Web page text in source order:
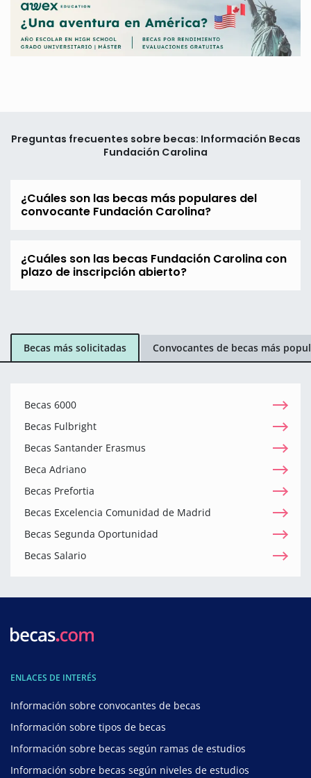
Preguntas frecuentes sobre becas: Información Becas
Fundación Carolina
¿Cuáles son las becas más populares del
convocante Fundación Carolina?
¿Cuáles son las becas Fundación Carolina con
plazo de inscripción abierto?
Becas más solicitadas Convocantes de becas más
Becas 6000
Becas Fulbright
Becas Santander Erasmus
Beca Adriano
Becas Prefortia
Becas Excelencia Comunidad de Madrid
Becas Segunda Oportunidad
Becas Salario
ENLACES DE INTERÉS
Información sobre convocantes de becas
Información sobre tipos de becas
Información sobre becas según ramas de estudios
Información sobre becas según niveles de estudios